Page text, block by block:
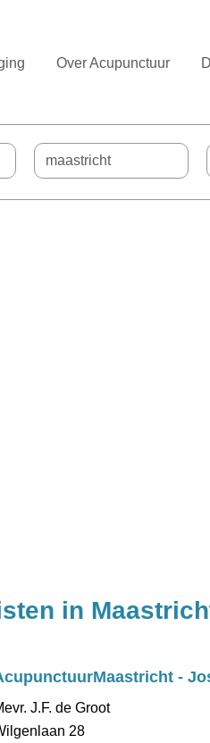
Over Acupunctuur
in
-
J.F. de Groot
28